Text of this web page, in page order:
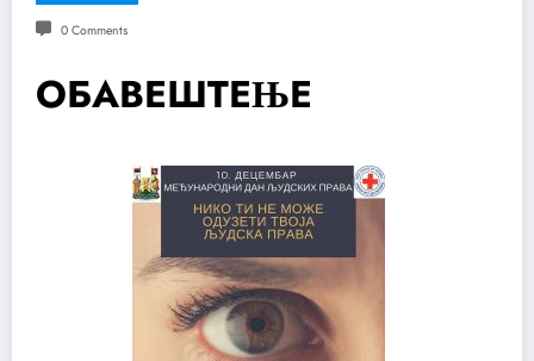
0 Comments
ОБАВЕШТЕЊЕ